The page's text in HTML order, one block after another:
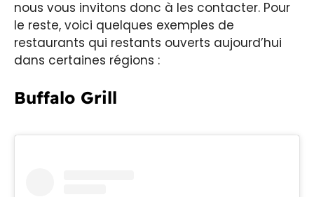
nous vous invitons donc à les contacter. Pour
le reste, voici quelques exemples de
restaurants qui restants ouverts aujourd’hui
dans certaines régions :
Buffalo Grill